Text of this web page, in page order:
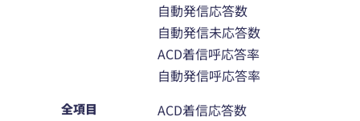
自動発信応答数
自動発信未応答数
ACD着信呼応答率
自動発信呼応答率
全項目
ACD着信応答数